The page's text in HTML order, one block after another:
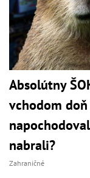
Absolútny
vchodom
nabrali?
Zahraničné